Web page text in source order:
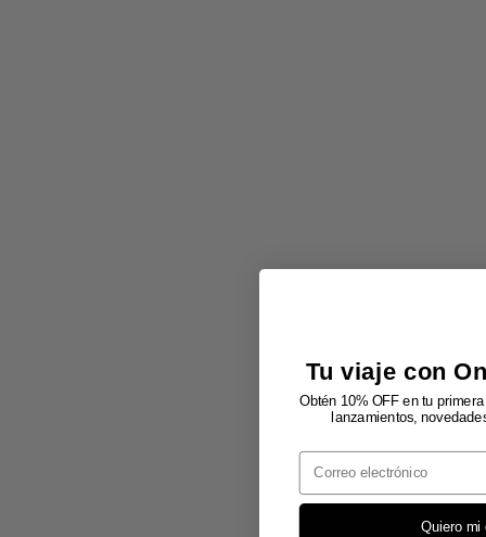
Tu viaje con
Obtén 10% OFF en tu
lanzamientos,
Email
Quiero mi